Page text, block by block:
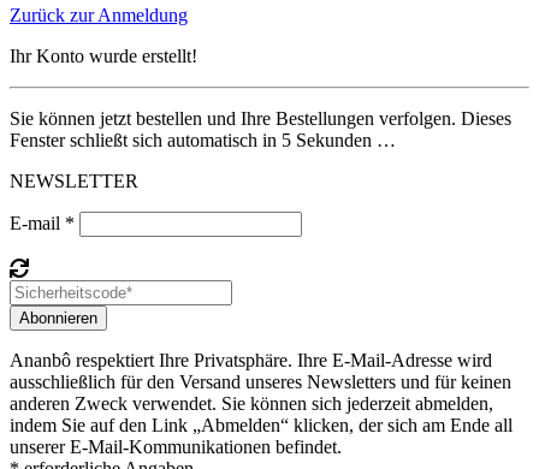
Zurück zur Anmeldung
Ihr Konto wurde erstellt!
Sie können jetzt bestellen und Ihre Bestellungen verfolgen. Dieses
Fenster schließt sich automatisch in 5 Sekunden …
NEWSLETTER
E-mail *
Abonnieren
Ananbô respektiert Ihre Privatsphäre. Ihre E-Mail-Adresse wird
ausschließlich für den Versand unseres Newsletters und für keinen
anderen Zweck verwendet. Sie können sich jederzeit abmelden,
indem Sie auf den Link „Abmelden“ klicken, der sich am Ende all
unserer E-Mail-Kommunikationen befindet.